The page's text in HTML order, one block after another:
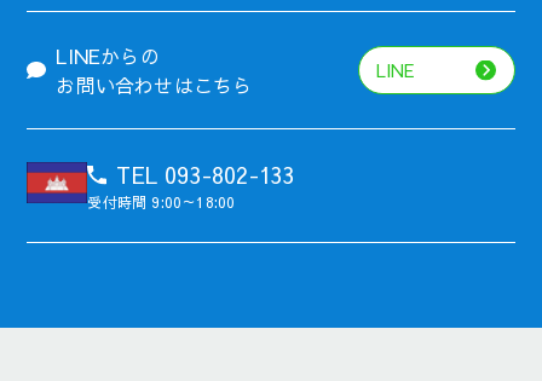
LINEからの
お問い合わせはこちら
LINE
TEL 093-802-133
受付時間 9:00～18:00